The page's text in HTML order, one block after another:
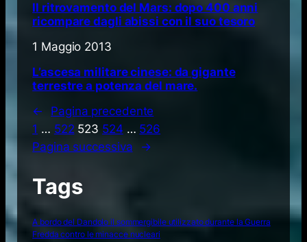
Il ritrovamento del Mars: dopo 400 anni
ricompare dagli abissi con il suo tesoro
1 Maggio 2013
L’ascesa militare cinese: da gigante
terrestre a potenza del mare.
←
Pagina precedente
1 … 522 523 524 … 526
Pagina successiva
→
Tags
A bordo del Dandolo il sommergibile utilizzato durante la Guerra
Fredda contro le minacce nucleari